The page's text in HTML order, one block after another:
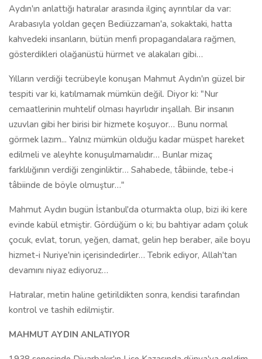
görmek lazım... Yalnız mümkün olduğu kadar müspet hareket
edilmeli ve aleyhte konuşulmamalıdır… Bunlar mizaç
farklılığının verdiği zenginliktir… Sahabede, tâbiinde, tebe-i
tâbiinde de böyle olmuştur…"
Mahmut Aydın bugün İstanbul'da oturmakta olup, bizi iki kere
evinde kabül etmiştir. Gördüğüm o ki; bu bahtiyar adam çoluk
çocuk, evlat, torun, yeğen, damat, gelin hep beraber, aile boyu
hizmet-i Nuriye'nin içerisindedirler… Tebrik ediyor, Allah'tan
devamını niyaz ediyoruz…
Hatıralar, metin haline getirildikten sonra, kendisi tarafından
kontrol ve tashih edilmiştir.
MAHMUT AYDIN ANLATIYOR
1938 senesinde Diyarbakır'ın Lice Kazasında dünya'ya geldim.
1982'de uzun yıllar çalıştığım Türkiye Petrollerinden emekli
oldum. '83 de Bursa'ya, '89'da da İstanbul'a taşındım. Küçük
yaşlarımda duyduğum Risale-i Nur hizmetlerinin ve Nur
Sadreddin Yüksel hocamdır, Üstad'ı ilk defa ondan